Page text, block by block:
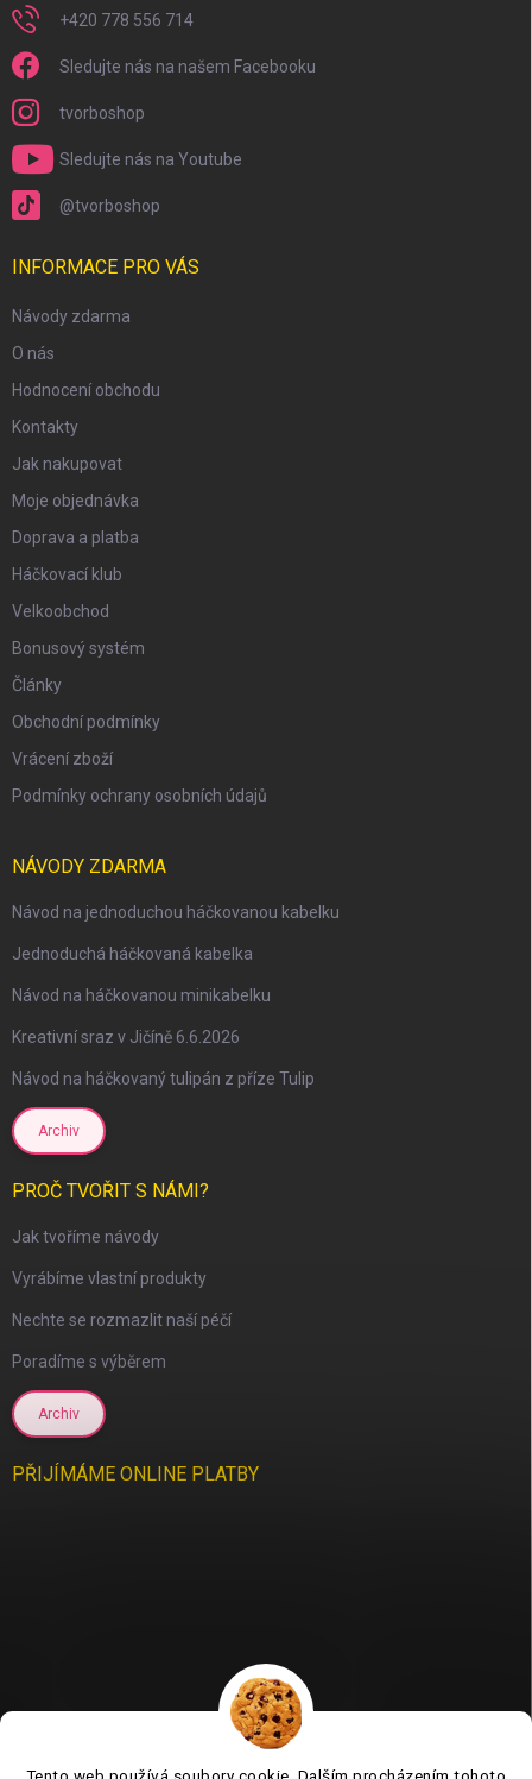
+420 778 556 714
Sledujte nás na našem Facebooku
tvorboshop
Sledujte nás na Youtube
@tvorboshop
INFORMACE PRO VÁS
Návody zdarma
O nás
Hodnocení obchodu
Kontakty
Jak nakupovat
Moje objednávka
Doprava a platba
Háčkovací klub
Velkoobchod
Bonusový systém
Články
Obchodní podmínky
Vrácení zboží
Podmínky ochrany osobních údajů
NÁVODY ZDARMA
Návod na jednoduchou háčkovanou kabelku
Jednoduchá háčkovaná kabelka
Návod na háčkovanou minikabelku
Kreativní sraz v Jičíně 6.6.2026
Návod na háčkovaný tulipán z příze Tulip
Archiv
PROČ TVOŘIT S NÁMI?
Jak tvoříme návody
Vyrábíme vlastní produkty
Nechte se rozmazlit naší péčí
Poradíme s výběrem
Archiv
PŘIJÍMÁME ONLINE PLATBY